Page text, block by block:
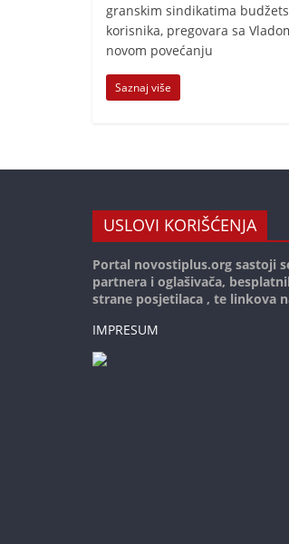
granskim sindikatima
korisnika, pregovara sa
novom povećanju
Saznaj više
USLOVI KORIŠĆENJA
Portal novostiplus.org sastoji
partnera i oglašivača,
strane posjetilaca , te linkova
IMPRESUM